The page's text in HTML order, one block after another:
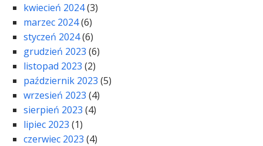
kwiecień 2024(3)
marzec 2024(6)
styczeń 2024(6)
grudzień 2023 (6)
listopad 2023 (2)
październik 2023 (5)
wrzesień 2023 (4)
sierpień 2023 (4)
lipiec 2023 (1)
czerwiec 2023 (4)